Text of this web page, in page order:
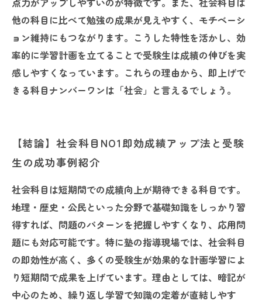
他の科目に比べて勉強の成果が見えやすく、モチベーシ
ョン維持にもつながります。こうした特性を活かし、効
率的に学習計画を立てることで受験生は成績の伸びを実
感しやすくなっています。これらの理由から、即上げで
きる科目ナンバーワンは「社会」と言えるでしょう。
【結論】社会科目NO1即効成績アップ法と受験
生の成功事例紹介
社会科目は短期間での成績向上が期待できる科目です。
地理・歴史・公民といった分野で基礎知識をしっかり習
得すれば、問題のパターンを把握しやすくなり、応用問
題にも対応可能です。特に塾の指導現場では、社会科目
の即効性が高く、多くの受験生が効果的な計画学習によ
り短期間で成果を上げています。理由としては、暗記が
中心のため、繰り返し学習で知識の定着が直結しやす